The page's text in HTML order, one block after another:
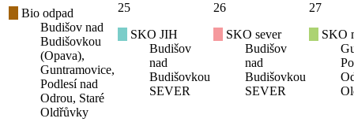
Bio odpad
Budišov nad
Budišovkou
(Opava),
Guntramovice,
Podlesí nad
Odrou, Staré
Oldřůvky
25
SKO JIH
Budišov
nad
Budišovkou
SEVER
26
SKO sever
Budišov
nad
Budišovkou
SEVER
27
SKO